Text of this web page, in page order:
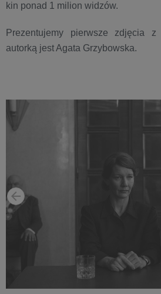
kin ponad 1 milion widzów.
Prezentujemy pierwsze zdjęcia
autorką jest Agata Grzybowska.